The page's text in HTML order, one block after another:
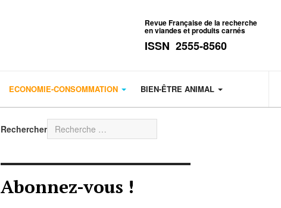
Revue Française de la recherche
en viandes et produits carnés
ISSN 2555-8560
ECONOMIE-CONSOMMATION BIEN-ÊTRE ANIMAL
Rechercher
Abonnez-vous !